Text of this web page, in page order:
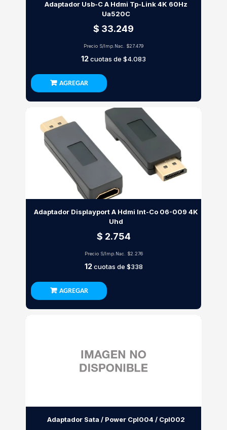
Adaptador Usb-C A Hdmi Tp-Link 4K 60Hz
Ua520C
$ 33.249
Precio S/Imp.Nac. $27.479
12cuotas de $4.083
AGREGAR
Adaptador Displayport A Hdmi Int-Co 06-009 4K
Uhd
$ 2.754
Precio S/Imp.Nac. $2.276
12cuotas de $338
AGREGAR
Adaptador Sata / Power Cpl004 / Cpl002